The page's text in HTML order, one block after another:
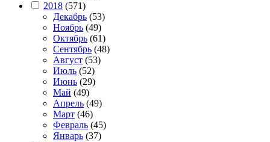
2018 (571)
Декабрь (53)
Ноябрь (49)
Октябрь (61)
Сентябрь (48)
Август (53)
Июль (52)
Июнь (29)
Май (49)
Апрель (49)
Март (46)
Февраль (45)
Январь (37)